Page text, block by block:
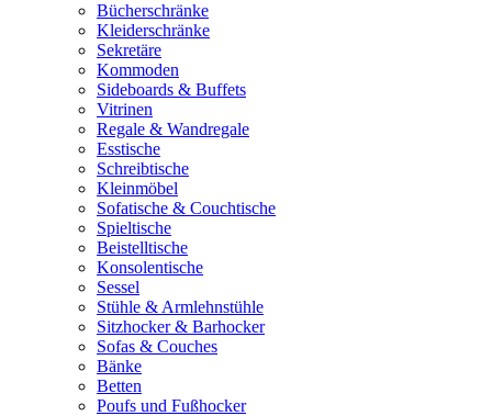
Bücherschränke
Kleiderschränke
Sekretäre
Kommoden
Sideboards & Buffets
Vitrinen
Regale & Wandregale
Esstische
Schreibtische
Kleinmöbel
Sofatische & Couchtische
Spieltische
Beistelltische
Konsolentische
Sessel
Stühle & Armlehnstühle
Sitzhocker & Barhocker
Sofas & Couches
Bänke
Betten
Poufs und Fußhocker